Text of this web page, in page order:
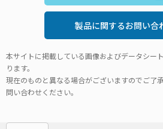
製品に関するお問い合
本サイトに掲載している画像およびデータシー
ります。
現在のものと異なる場合がございますのでご了
問い合わせください。